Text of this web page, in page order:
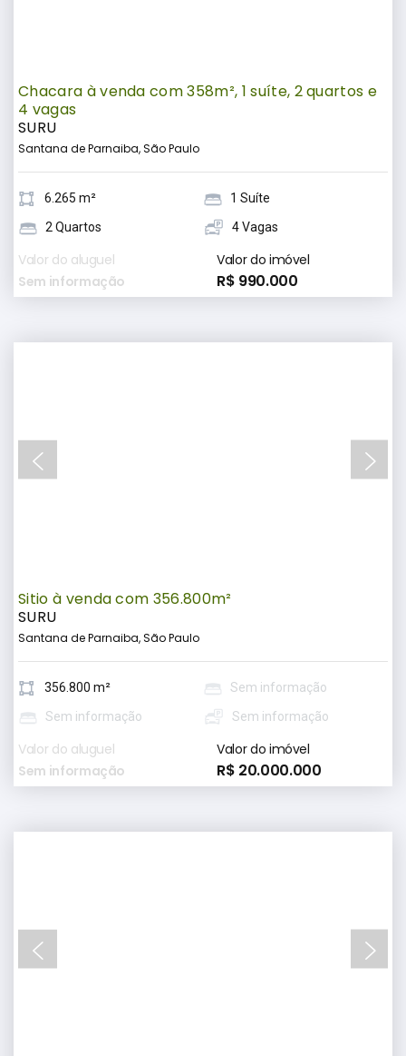
Chacara à venda com 358m², 1 suíte, 2 quartos e
4 vagas
SURU
Santana de Parnaiba, São Paulo
6.265 m²
1 Suíte
2 Quartos
4 Vagas
Valor do aluguel
Sem informação
Valor do imóvel
R$ 990.000
Sitio à venda com 356.800m²
SURU
Santana de Parnaiba, São Paulo
356.800 m²
Sem informação
Sem informação
Sem informação
Valor do aluguel
Sem informação
Valor do imóvel
R$ 20.000.000